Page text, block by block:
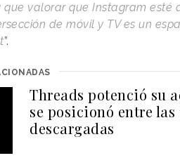
que valorar que Instagram esté
de móvil y TV es un
”.
Threads potenció su
se posicionó entre las
descargadas